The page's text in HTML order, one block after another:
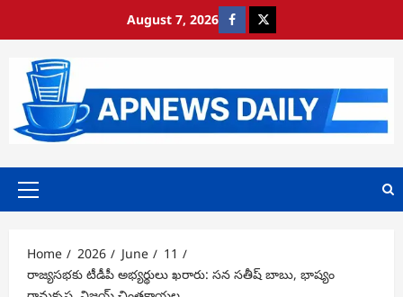
August 7, 2026 https://www.facebook.com/
https://x.com/
Primary
Home 2026 June
11
రాజ్యసభకు టీడీపీ అభ్యర్థులు ఖరారు: సన సతీష్ బాబు, భాష్యం